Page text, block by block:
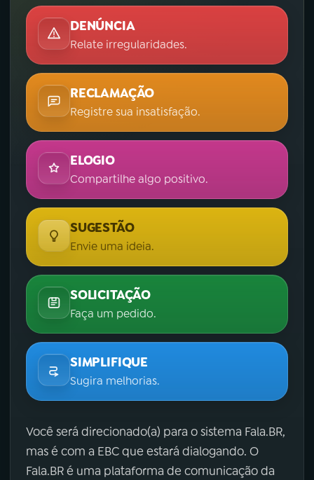
DENÚNCIA
Relate irregularidades.
RECLAMAÇÃO
Registre sua insatisfação.
ELOGIO
Compartilhe algo positivo.
SUGESTÃO
Envie uma ideia.
SOLICITAÇÃO
Faça um pedido.
SIMPLIFIQUE
Sugira melhorias.
Você será direcionado(a) para o sistema Fala.BR,
mas é com a EBC que estará dialogando. O
Fala.BR é uma plataforma de comunicação da